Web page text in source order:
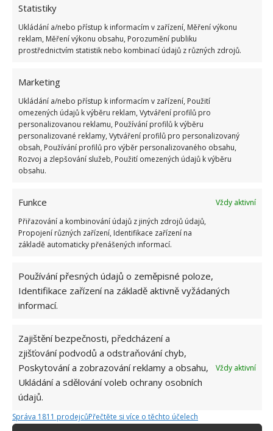
Statistiky
Ukládání a/nebo přístup k informacím v zařízení, Měření výkonu
reklam, Měření výkonu obsahu, Porozumění publiku
prostřednictvím statistik nebo kombinací údajů z různých zdrojů.
Marketing
Ukládání a/nebo přístup k informacím v zařízení, Použití
omezených údajů k výběru reklam, Vytváření profilů pro
personalizovanou reklamu, Používání profilů k výběru
personalizované reklamy, Vytváření profilů pro personalizovaný
obsah, Používání profilů pro výběr personalizovaného obsahu,
Rozvoj a zlepšování služeb, Použití omezených údajů k výběru
obsahu.
Funkce
Vždy aktivní
Přiřazování a kombinování údajů z jiných zdrojů údajů,
Propojení různých zařízení, Identifikace zařízení na
základě automaticky přenášených informací.
Používání přesných údajů o zeměpisné poloze,
Identifikace zařízení na základě aktivně vyžádaných
informací.
Zajištění bezpečnosti, předcházení a
zjišťování podvodů a odstraňování chyb,
Poskytování a zobrazování reklamy a obsahu,
Ukládání a sdělování voleb ochrany osobních
údajů.
Vždy aktivní
Správa 1811 prodejcůPřečtěte si více o těchto účelech
z pohledu jednotlivých prvků nabídnou speciální
hnojiva přímo na orchideje.
Přesazování jednou za dva roky
Pro prospívání orchidejí se doporučuje přesazování
zhruba jednou za dva roky. Po vyjmutí z předchozího
květináče ošetřete kořeny od zaschlých nebo naopak
uhnilých kousků. Důkladně odstraňte také starý
substrát a připravte si nový. Nezapomeňte také na
výběr správného květináče, který bude lehce
zároveň pomáhal před přemokřením zespodu.
Květináč na orchideje může být klidně průhledný,
protože v přírodě rostou orchideje také
s odhalenými kořeny.